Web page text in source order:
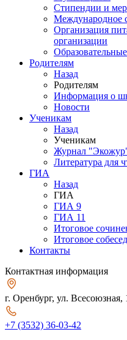
Стипендии и
Международное
Организация
организации
Родителям
Назад
Родителям
Информация о
Новости
Ученикам
Назад
Ученикам
Журнал
Литература для
ГИА
Назад
ГИА
ГИА 9
ГИА 11
Итоговое
Итоговое
Контакты
Контактная информация
г. Оренбург, ул. Всесоюзная,
+7 (3532) 36-03-42